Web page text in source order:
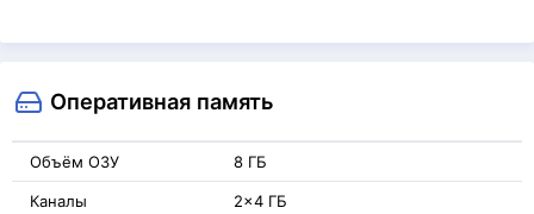
Оперативная память
Объём ОЗУ 8 ГБ
Каналы 2x4 ГБ